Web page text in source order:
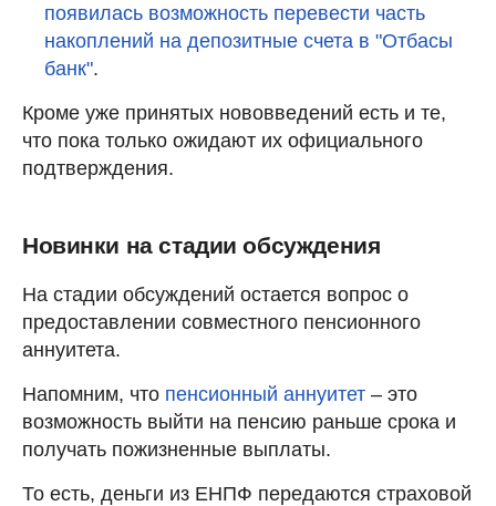
появилась возможность перевести часть
накоплений на депозитные счета в "Отбасы
банк".
Кроме уже принятых нововведений есть и те,
что пока только ожидают их официального
подтверждения.
Новинки на стадии обсуждения
На стадии обсуждений остается вопрос о
предоставлении совместного пенсионного
аннуитета.
Напомним, что пенсионный аннуитет – это
возможность выйти на пенсию раньше срока и
получать пожизненные выплаты.
То есть, деньги из ЕНПФ передаются страховой